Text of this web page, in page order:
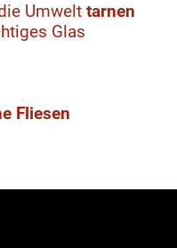
Umwelt tarnen
Glas
Fliesen